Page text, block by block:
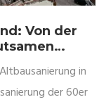
Von der
in
der 60er